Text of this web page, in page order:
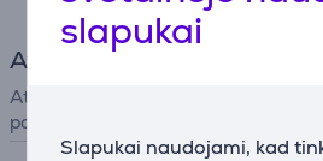
slapukai
Slapukai naudojami, kad
Atminties kortelių
Atminties kortelių
palaikymas